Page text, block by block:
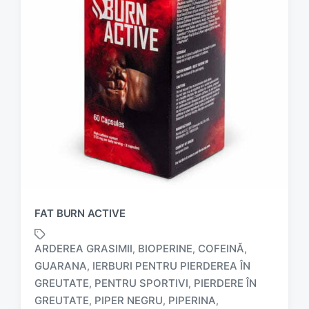
FAT BURN ACTIVE
ARDEREA GRASIMII, BIOPERINE, COFEINĂ,
GUARANA, IERBURI PENTRU PIERDEREA ÎN
GREUTATE, PENTRU SPORTIVI, PIERDERE ÎN
GREUTATE, PIPER NEGRU, PIPERINA,